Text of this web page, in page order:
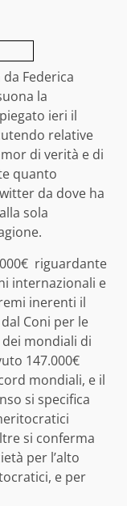
Federica
la
ieri il
relative
di verità e di
quanto
da dove ha
sola
riguardante
internazionali e
inerenti il
Coni per le
mondiali di
147.000€
mondiali, e il
si specifica
si conferma
per l’alto
e per